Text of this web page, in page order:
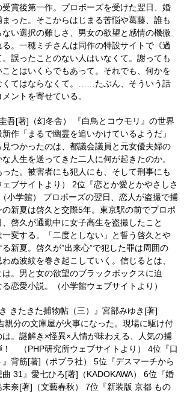
受賞後第一作。プロボーズを受けた翌日、婚
った。そこからはじまる苦悩や葛藤、誰も
い選択の難しさ、男女の欲望と感情の機微
。一穂ミチさんは同作の特設サイトで《過
誤ったことのない人はいなくて。謝っても
とはいくらでもあって。それでも、何かを
くてはならなくて。……たぶん、そういう話
ントを寄せている。
吾[著]（幻冬舎） 『白鳥とコウモリ』の世界
作「まるで幽霊を追いかけているようだ」
つかったのは、都議会議員と元女優夫婦の
人生を送ってきた二人に何が起きたのか。
った。被害者にも犯人にも、そして刑事にも
ブサイトより） 2位『恋とか愛とかやさしさ
小学館） プロポーズの翌日、恋人が盗撮で捕
の新夏は啓久と交際5年。東京駅の前でプロポ
啓久が通勤中に女子高生を盗撮したこと
変する。「二度としない」と誓う啓久とや
新夏。啓久が”出来心”で犯した罪は周囲の
ぬ波紋を巻き起こしていく。信じるとは、
。男と女の欲望のブラックボックスに迫
恋愛小説。（小学館ウェブサイトより）
きたきた捕物帖（三）』宮部みゆき[著]
親分の文庫屋が火事になった。現場に駆け付
。謎解き×怪異×人情が味わえる、人気の捕
！ （PHP研究所ウェブサイトより） 4位『口
背筋[著]（ポプラ社） 5位『デスマーチから
31』愛七ひろ[著]（KADOKAWA） 6位『婚
奈[著]（文藝春秋） 7位『新装版 京都 もの